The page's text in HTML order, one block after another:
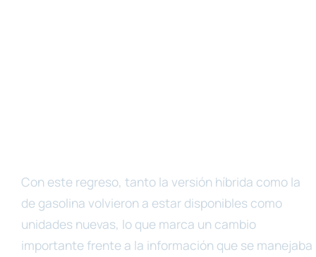
Con este regreso, tanto la versión híbrida como la
de gasolina volvieron a estar disponibles como
unidades nuevas, lo que marca un cambio
importante frente a la información que se manejaba